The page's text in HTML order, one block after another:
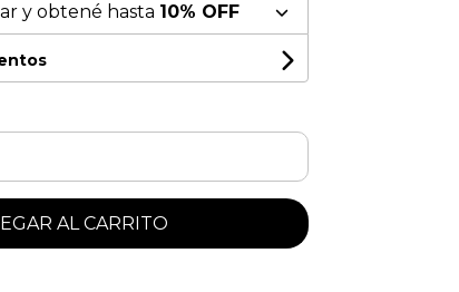
y obtené hasta 10% OFF
AL CARRITO